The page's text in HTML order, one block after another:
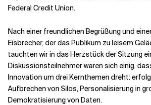
Federal Credit Union.
Nach einer freundlichen Begrüßung und
Eisbrecher, der das Publikum zu leisem
tauchten wir in das Herzstück der Sitzung
Diskussionsteilnehmer waren sich einig,
Innovation um drei Kernthemen dreht:
Aufbrechen von Silos, Personalisierung in
Demokratisierung von Daten.